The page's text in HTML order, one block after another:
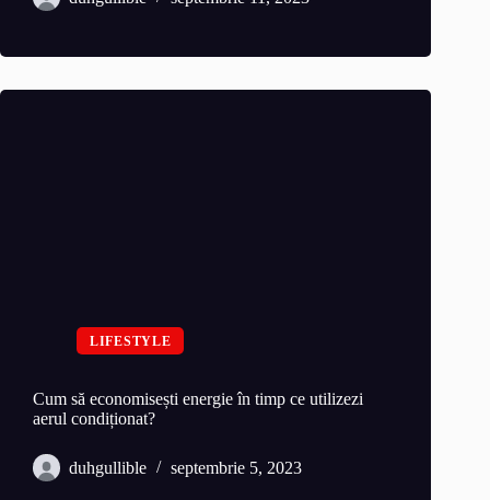
LIFESTYLE
Cum să economisești energie în timp ce utilizezi
aerul condiționat?
duhgullible septembrie 5, 2023